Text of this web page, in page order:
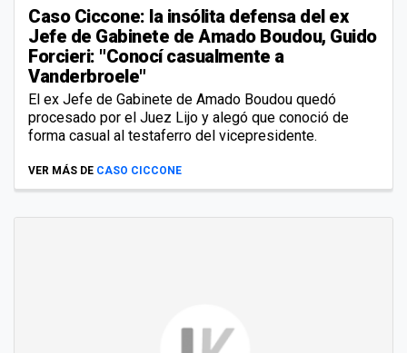
Caso Ciccone: la insólita defensa del ex
Jefe de Gabinete de Amado Boudou, Guido
Forcieri: "Conocí casualmente a
Vanderbroele"
El ex Jefe de Gabinete de Amado Boudou quedó
procesado por el Juez Lijo y alegó que conoció de
forma casual al testaferro del vicepresidente.
VER MÁS DE CASO CICCONE